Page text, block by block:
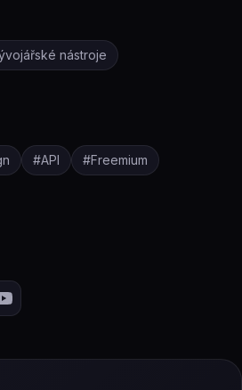
nástroje
#API #Freemium